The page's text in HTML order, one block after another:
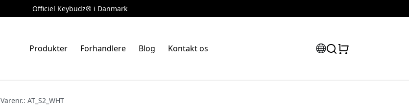
Officiel Keybudz® i Danmark
Produkter Forhandlere Blog Kontakt os
Varenr.: AT_S2_WHT